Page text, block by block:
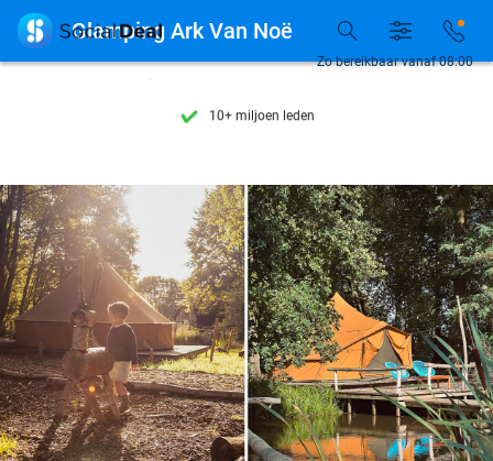
7 dagen per week beschikbaar
7 dagen per week beschikbaar
10+ miljoen leden
Zo bereikbaar vanaf 08:00
 Glamping Ark Van Noë